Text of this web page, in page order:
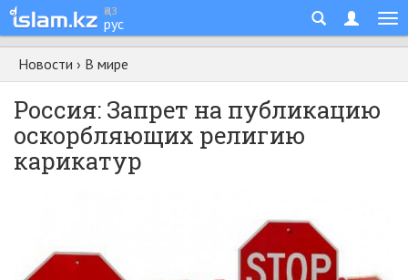
қаз
рус
Новости › В мире
Россия: Запрет на публикацию
оскорбляющих религию
карикатур